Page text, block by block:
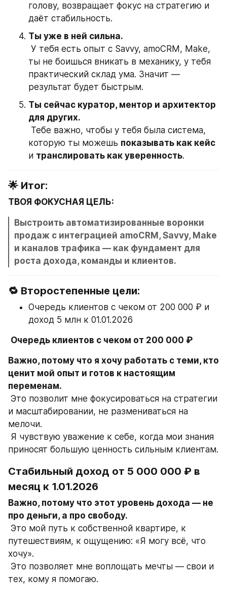
голову, возвращает фокус на стратегию и
даёт стабильность.
Ты уже в ней сильна.
ты не боишься вникать в механику, у тебя
практический склад ума. Значит —
результат будет быстрым.
Ты сейчас куратор, ментор и архитектор
для других.
которую ты можешь показывать как кейс
и транслировать как уверенность.
🌟 Итог:
ТВОЯ ФОКУСНАЯ ЦЕЛЬ:
Выстроить автоматизированные воронки
продаж с интеграцией amoCRM, Savvy, Make
и каналов трафика — как фундамент для
роста дохода, команды и клиентов.
🔁 Второстепенные цели:
Очередь клиентов с чеком от 200 000 ₽ и
доход 5 млн к 01.01.2026
Очередь клиентов с чеком от 200 000 ₽
Важно, потому что я хочу работать с теми, кто
ценит мой опыт и готов к настоящим
переменам.
и масштабировании, не размениваться на
мелочи.
приносят большую ценность сильным клиентам.
Стабильный доход от 5 000 000 ₽ в
месяц к 1.01.2026
Важно, потому что этот уровень дохода — не
про деньги, а про свободу.
путешествиям, к ощущению: «Я могу всё, что
хочу».
тех, кому я помогаю.